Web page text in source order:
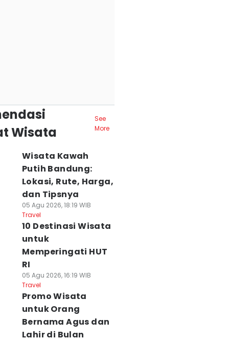
Wisata
See
More
Wisata Kawah
Putih Bandung:
Lokasi, Rute, Harga,
dan Tipsnya
05 Agu 2026, 18:19 WIB
Travel
10 Destinasi Wisata
untuk
Memperingati HUT
RI
05 Agu 2026, 16:19 WIB
Travel
Promo Wisata
untuk Orang
Bernama Agus dan
Lahir di Bulan